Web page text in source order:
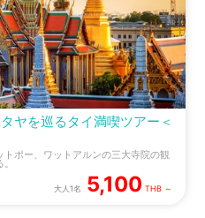
ヤを巡るタイ満喫ツアー＜
ポー、ワットアルンの三大寺院の観
大人1名 5,100 THB ～